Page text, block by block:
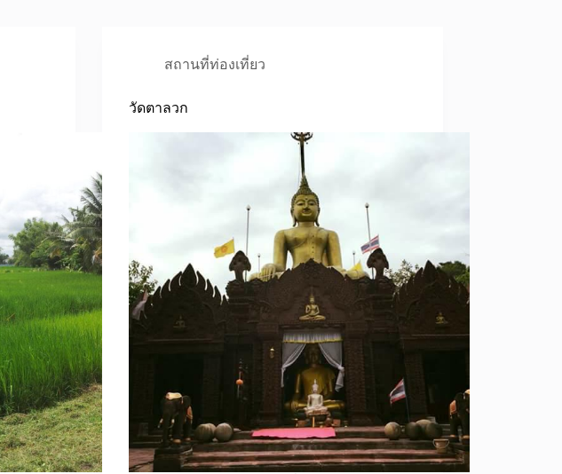
สถานที่ท่องเที่ยว
วัดตาลวก